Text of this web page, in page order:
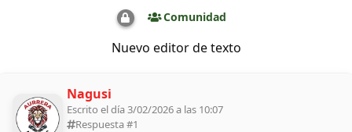
Comunidad
Nuevo editor de texto
Nagusi
Escrito el día 3/02/2026 a las 10:07
Respuesta #1